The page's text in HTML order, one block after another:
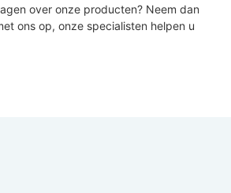
over onze producten? Neem dan
ons op, onze specialisten helpen u